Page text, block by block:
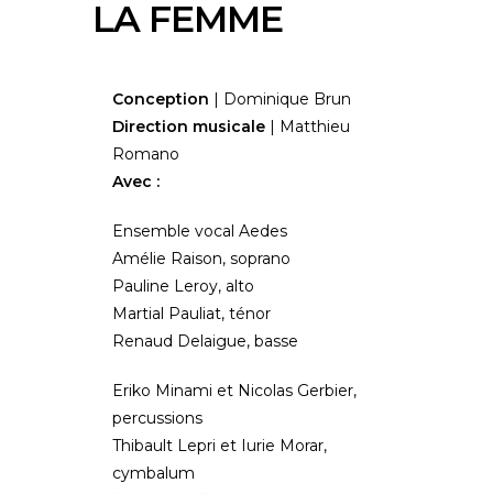
LA FEMME
Conception | Dominique Brun
Direction musicale | Matthieu
Romano
Avec :
Ensemble vocal Aedes
Amélie Raison, soprano
Pauline Leroy, alto
Martial Pauliat, ténor
Renaud Delaigue, basse
Eriko Minami et Nicolas Gerbier,
percussions
Thibault Lepri et Iurie Morar,
cymbalum